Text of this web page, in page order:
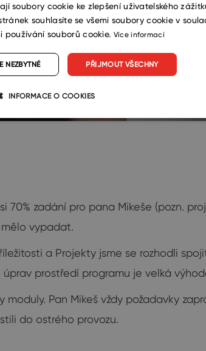
zadání pro pana Mikeše (pozn.
vypadat.
a Projekty jsme se rozhodli
prostředí programu je velká
Pan Mikeš vždy požadavky
do ostrého provozu.
soubory cookie ke zlepšení uživatelského
souhlasíte se všemi soubory cookie v
používání souborů cookie. Více informací
PŘIJMOUT VŠECHNY
NEZBYTNÉ
INFORMACE O COOKIES